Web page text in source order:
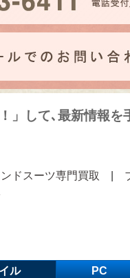
」して､最新情報を
ドスーツ専門買取
ル PC